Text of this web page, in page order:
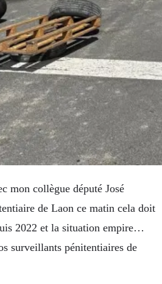
mon collègue député José
de Laon ce matin cela doit
2022 et la situation empire…
surveillants pénitentiaires de